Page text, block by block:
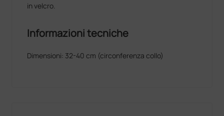
in velcro.
Informazioni tecniche
Dimensioni: 32-40 cm (circonferenza collo)